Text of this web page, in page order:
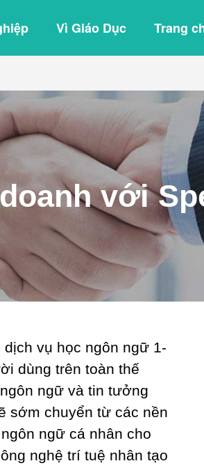
Vì Giáo Dục Trang
với
dịch vụ học ngôn ngữ 1-
dùng trên toàn thế
ngữ và tin tưởng
sớm chuyển từ các nền
ngữ cá nhân cho
nghệ trí tuệ nhân tạo